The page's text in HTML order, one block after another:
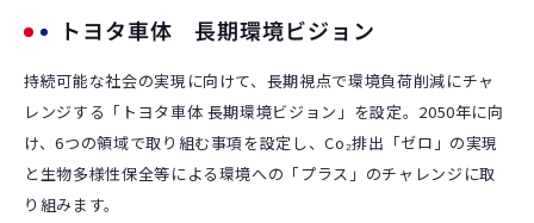
トヨタ車体 長期環境ビジョン
持続可能な社会の実現に向けて、長期視点で環境負荷削減にチャ
レンジする「トヨタ車体 長期環境ビジョン」を設定。2050年に向
け、6つの領域で取り組む事項を設定し、Co₂排出「ゼロ」の実現
と生物多様性保全等による環境への「プラス」のチャレンジに取
り組みます。